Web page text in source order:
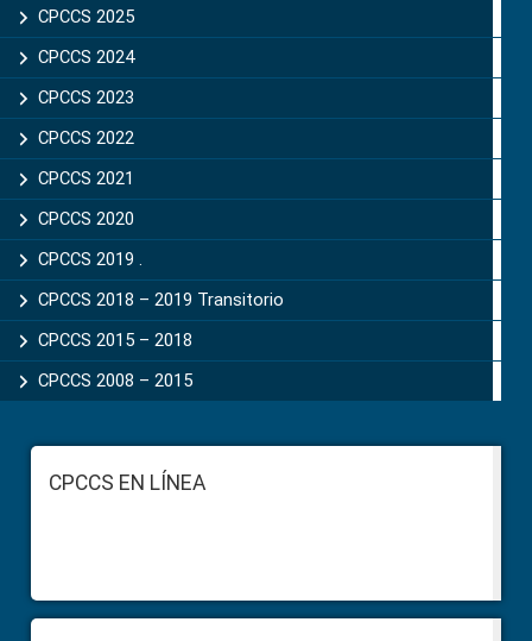
CPCCS 2025
CPCCS 2024
CPCCS 2023
CPCCS 2022
CPCCS 2021
CPCCS 2020
CPCCS 2019 .
CPCCS 2018 – 2019 Transitorio
CPCCS 2015 – 2018
CPCCS 2008 – 2015
FooterCPCCS EN LÍNEA